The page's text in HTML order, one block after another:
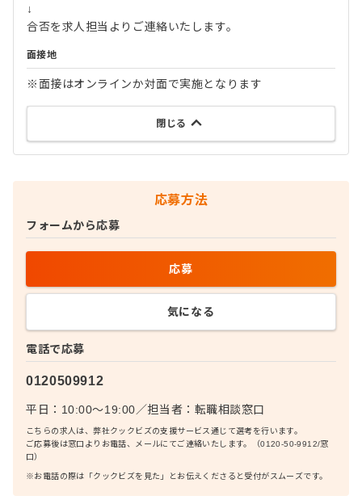
↓
合否を求人担当よりご連絡いたします。
面接地
※面接はオンラインか対面で実施となります
閉じる
応募方法
電話で応募
0120509912
平日：10:00〜19:00／担当者： 転職相談窓口
こちらの求人は、弊社クックビズの支援サービス通じて選考を行います。
ご応募後は窓口よりお電話、メールにてご連絡いたします。（0120-50-9912/窓
口）
※お電話の際は「クックビズを見た」とお伝えくださると受付がスムーズです。
フォームから応募
応募
気になる